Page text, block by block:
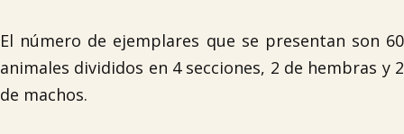
El número de ejemplares que se presentan son 60
animales divididos en 4 secciones, 2 de hembras y 2
de machos.